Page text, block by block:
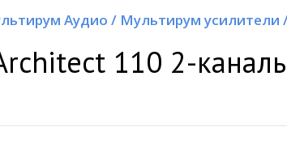
Аудио / Мультирум усилители
110 2-